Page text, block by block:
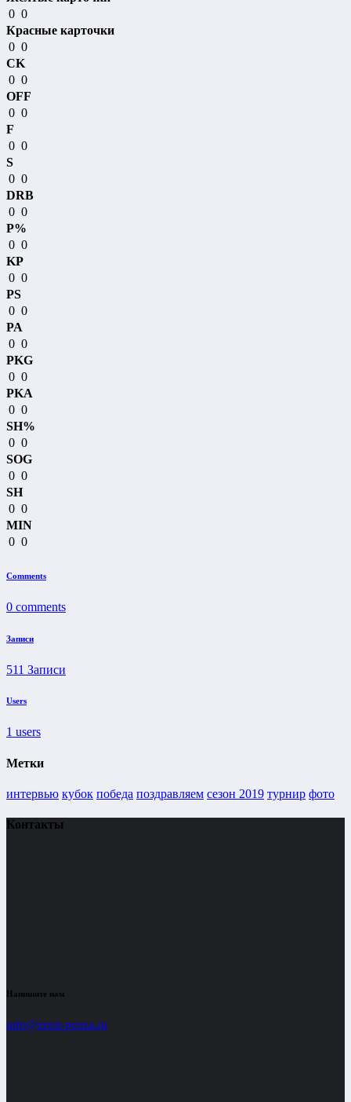
0 0
Красные карточки
0 0
CK
0 0
OFF
0 0
F
0 0
S
0 0
DRB
0 0
P%
0 0
KP
0 0
PS
0 0
PA
0 0
PKG
0 0
PKA
0 0
SH%
0 0
SOG
0 0
SH
0 0
MIN
0 0
Comments
0 comments
Записи
511 Записи
Users
1 users
Метки
интервью кубок победа поздравляем сезон 2019 турнир фото
Контакты
Напишите нам
info@zenit-penza.ru